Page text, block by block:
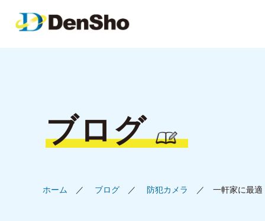
ブログ
ホーム ブログ 防犯カメラ 一軒家に最